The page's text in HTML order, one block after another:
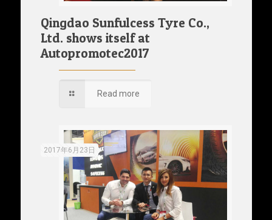
Qingdao Sunfulcess Tyre Co.,
Ltd. shows itself at
Autopromotec2017
Read more
2017年6月23日